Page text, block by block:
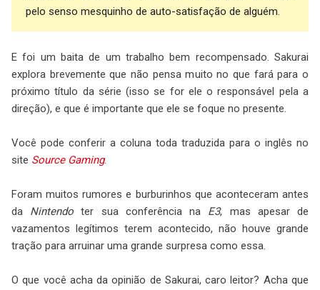
pelo senso mesquinho de auto-satisfação de alguém.
E foi um baita de um trabalho bem recompensado. Sakurai
explora brevemente que não pensa muito no que fará para o
próximo título da série (isso se for ele o responsável pela a
direção), e que é importante que ele se foque no presente.
Você pode conferir a coluna toda traduzida para o inglês no
site Source Gaming.
Foram muitos rumores e burburinhos que aconteceram antes
da Nintendo ter sua conferência na E3, mas apesar de
vazamentos legítimos terem acontecido, não houve grande
tração para arruinar uma grande surpresa como essa.
O que você acha da opinião de Sakurai, caro leitor? Acha que